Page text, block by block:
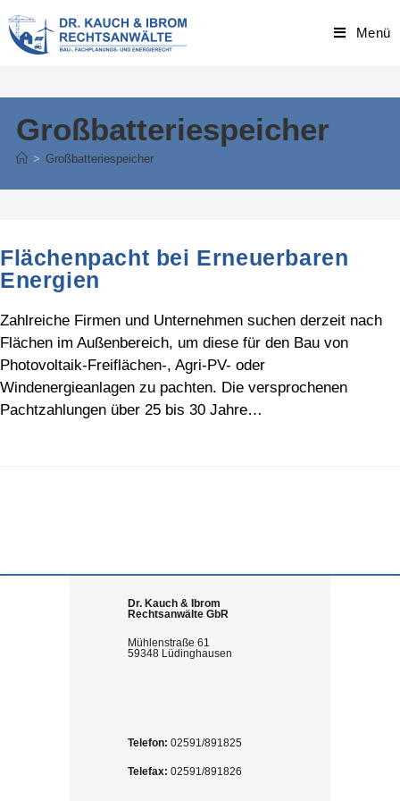
to
content
Menü
Großbatteriespeicher
> Großbatteriespeicher
Flächenpacht bei Erneuerbaren
Energien
Zahlreiche Firmen und Unternehmen suchen derzeit nach
Flächen im Außenbereich, um diese für den Bau von
Photovoltaik-Freiflächen-, Agri-PV- oder
Windenergieanlagen zu pachten. Die versprochenen
Pachtzahlungen über 25 bis 30 Jahre…
Dr. Kauch & Ibrom
Rechtsanwälte GbR
Mühlenstraße 61
59348 Lüdinghausen
Telefon: 02591/891825
Telefax: 02591/891826